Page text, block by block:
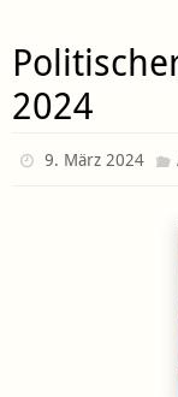
2024
9. März 2024